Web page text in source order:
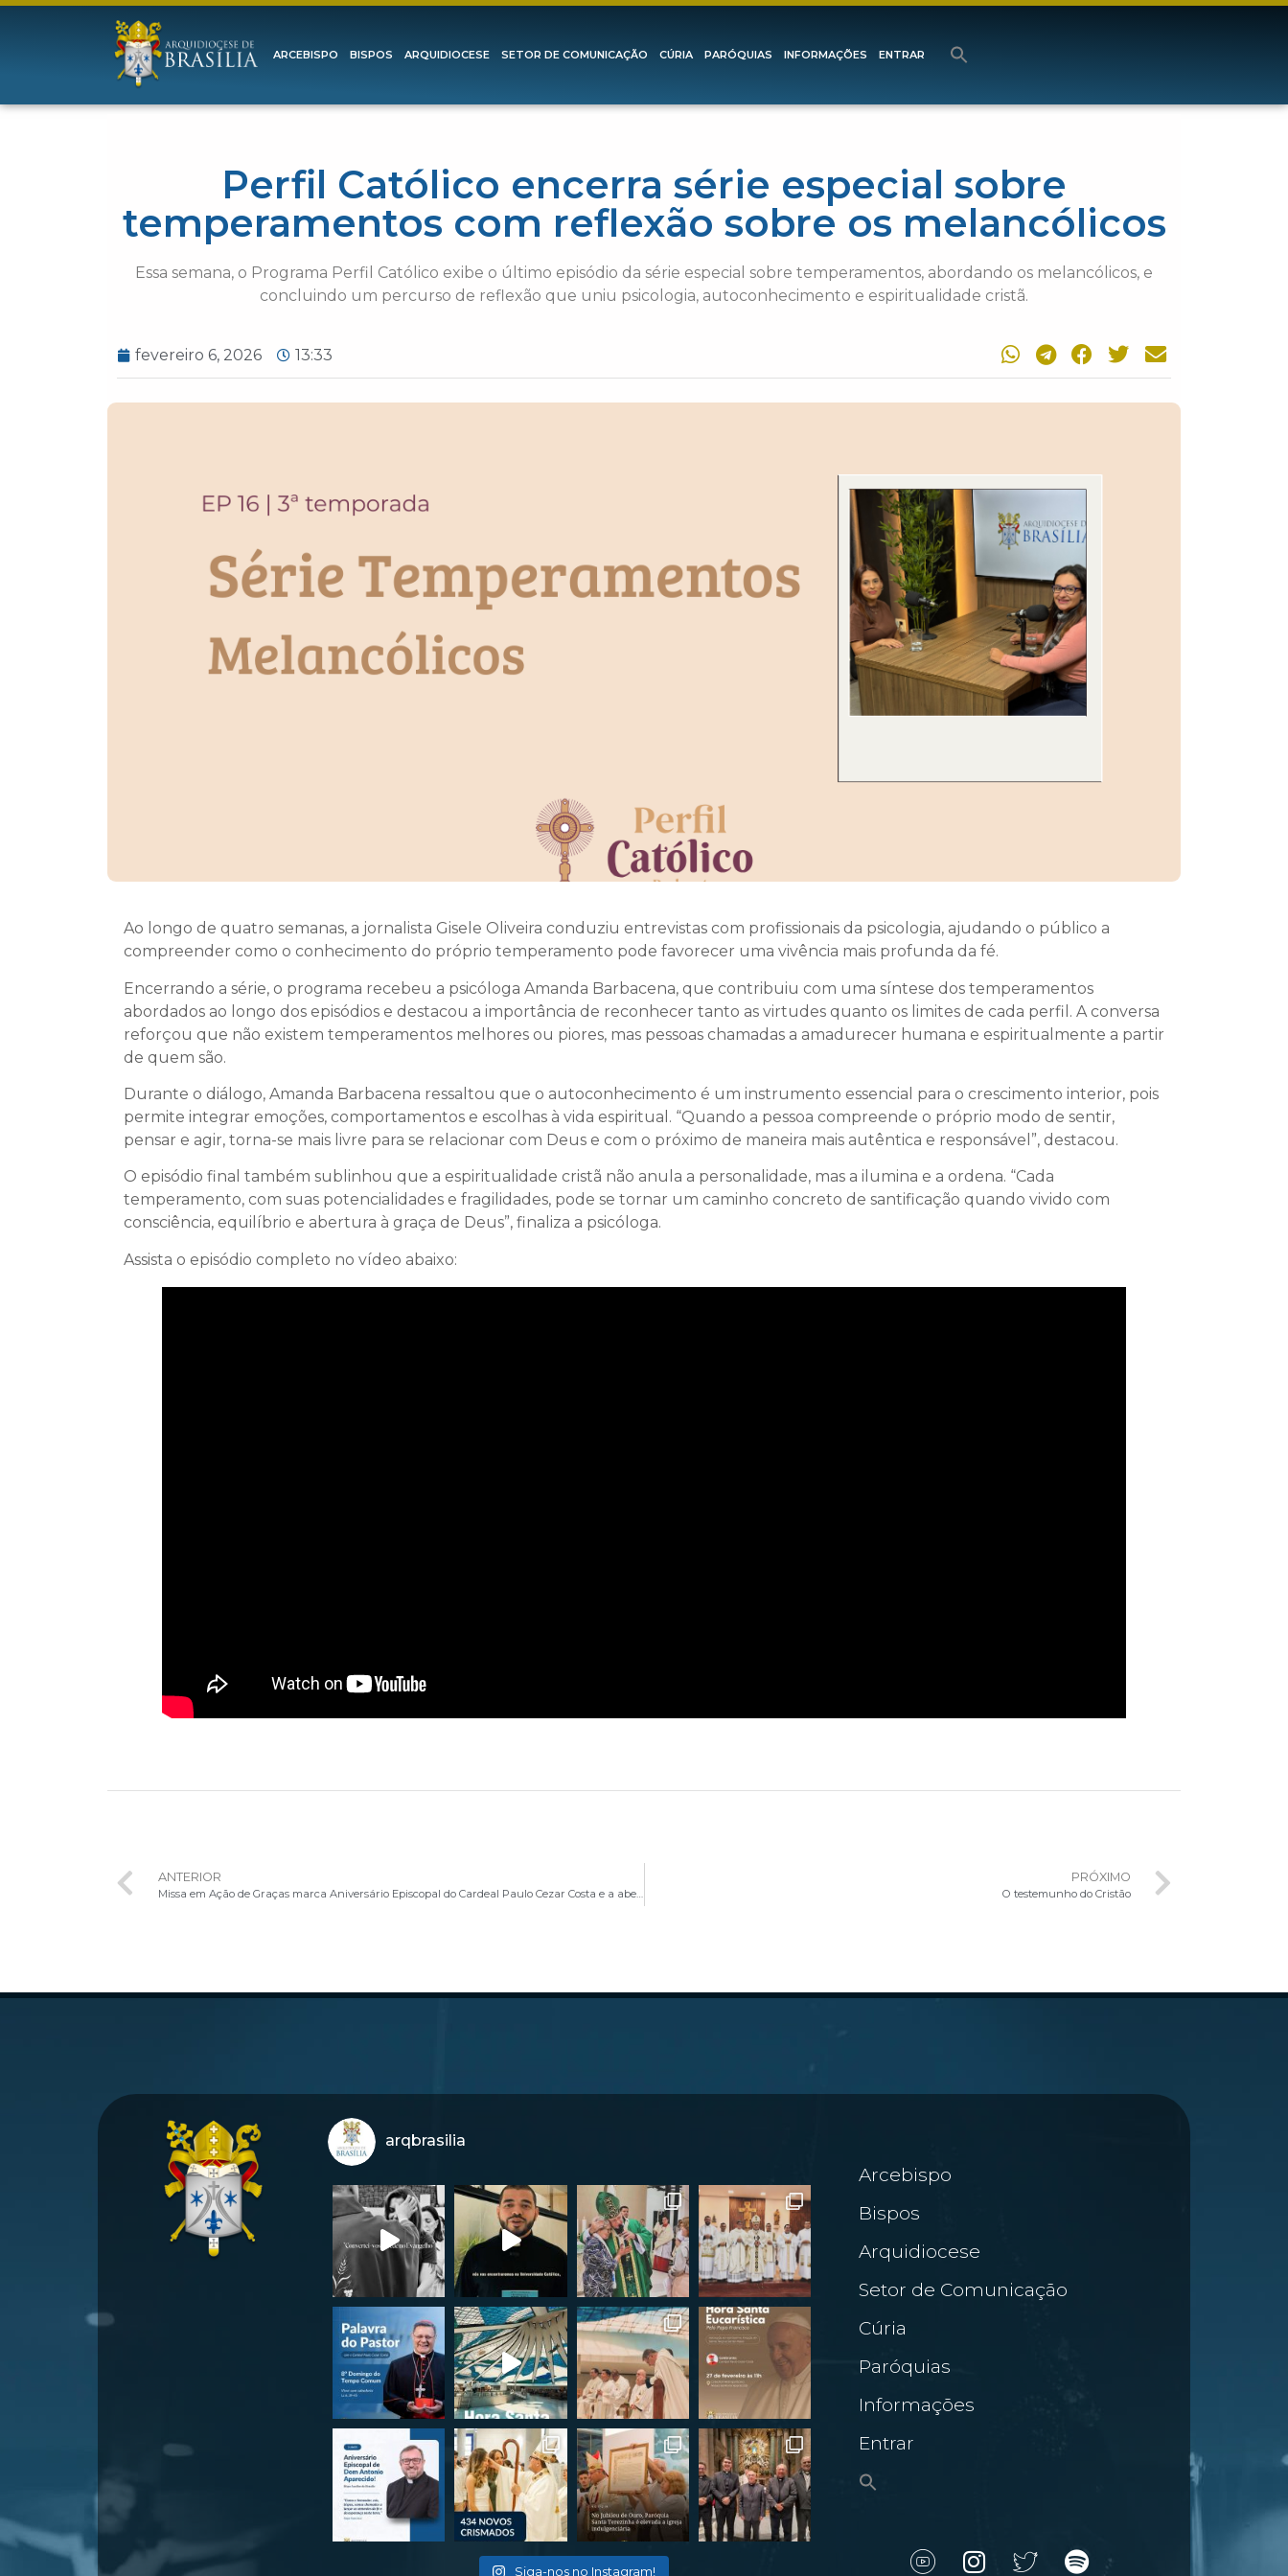
ARCEBISPO BISPOS ARQUIDIOCESE SETOR DE COMUNICAÇÃO CÚRIA PARÓQUIAS INFORMAÇÕES ENTRAR
Perfil Católico encerra série especial sobre
temperamentos com reflexão sobre os melancólicos
Essa semana, o Programa Perfil Católico exibe o último episódio da série especial sobre temperamentos, abordando os melancólicos, e
concluindo um percurso de reflexão que uniu psicologia, autoconhecimento e espiritualidade cristã.
fevereiro 6, 2026 13:33
Ao longo de quatro semanas, a jornalista Gisele Oliveira conduziu entrevistas com profissionais da psicologia, ajudando o público a
compreender como o conhecimento do próprio temperamento pode favorecer uma vivência mais profunda da fé.
Encerrando a série, o programa recebeu a psicóloga Amanda Barbacena, que contribuiu com uma síntese dos temperamentos
abordados ao longo dos episódios e destacou a importância de reconhecer tanto as virtudes quanto os limites de cada perfil. A conversa
reforçou que não existem temperamentos melhores ou piores, mas pessoas chamadas a amadurecer humana e espiritualmente a partir
de quem são.
Durante o diálogo, Amanda Barbacena ressaltou que o autoconhecimento é um instrumento essencial para o crescimento interior, pois
permite integrar emoções, comportamentos e escolhas à vida espiritual. “Quando a pessoa compreende o próprio modo de sentir,
pensar e agir, torna-se mais livre para se relacionar com Deus e com o próximo de maneira mais autêntica e responsável”, destacou.
O episódio final também sublinhou que a espiritualidade cristã não anula a personalidade, mas a ilumina e a ordena. “Cada
temperamento, com suas potencialidades e fragilidades, pode se tornar um caminho concreto de santificação quando vivido com
consciência, equilíbrio e abertura à graça de Deus”, finaliza a psicóloga.
Assista o episódio completo no vídeo abaixo:
ANTERIOR
Missa em Ação de Graças marca Aniversário Episcopal do Cardeal Paulo Cezar Costa e a abertura do Ano Judiciário
PRÓXIMO
O testemunho do Cristão
arqbrasilia
Siga-nos no Instagram!
Arcebispo
Bispos
Arquidiocese
Setor de Comunicação
Cúria
Paróquias
Informações
Entrar